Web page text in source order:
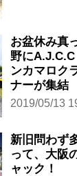
お盆休み真
野に
ンカマロク
ナーが集結
2019/05/13
新旧問わず
って、大阪
ャック！